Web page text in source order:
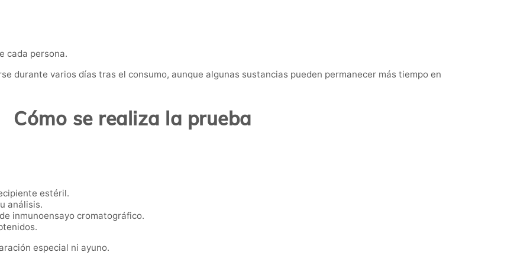
cada persona.
durante varios días tras el consumo, aunque algunas sustancias pueden permanecer más tiempo en
Cómo se realiza la prueba
estéril.
análisis.
inmunoensayo cromatográfico.
especial ni ayuno.